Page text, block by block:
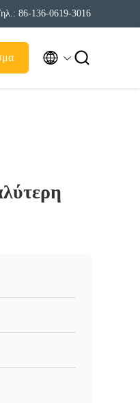
86-136-0619-3016
 